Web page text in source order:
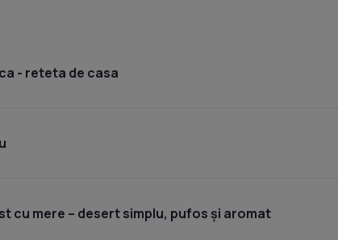
- reteta de casa
cu mere – desert simplu, pufos și aromat